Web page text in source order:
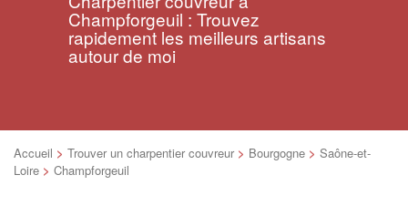
Champforgeuil : Trouvez
rapidement les meilleurs artisans
autour de moi
Accueil > Trouver un charpentier couvreur > Bourgogne > Saône-et-
Loire > Champforgeuil